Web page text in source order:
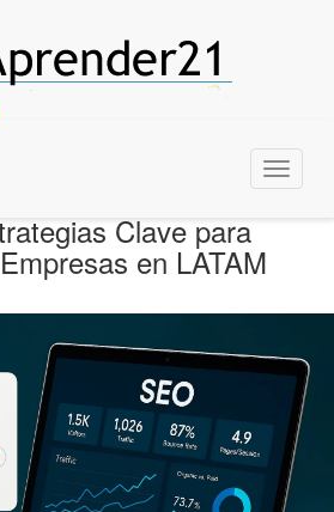
Menu
Clave para
en LATAM